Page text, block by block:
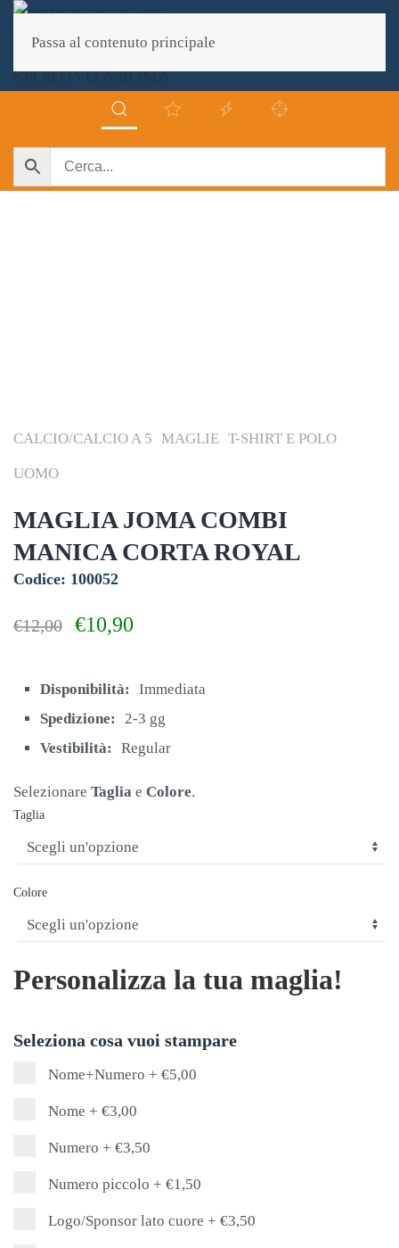
Passa al contenuto principale
CALCIO/CALCIO A 5 MAGLIE T-SHIRT E POLO
UOMO
MAGLIA JOMA COMBI
MANICA CORTA ROYAL
Codice: 100052
€12,00
era:
€10,90
è:
Disponibilità:
Immediata
Spedizione:
2-3 gg
Vestibilità:
Regular
Selezionare Taglia e Colore.
Taglia
Colore
Personalizza la tua maglia!
Seleziona cosa vuoi stampare
Nome+Numero + €5,00
Nome + €3,00
Numero + €3,50
Numero piccolo + €1,50
Logo/Sponsor lato cuore + €3,50